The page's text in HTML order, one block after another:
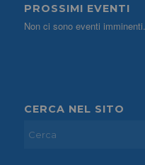
PROSSIMI EVENTI
Non ci sono eventi imminenti.
CERCA NEL SITO